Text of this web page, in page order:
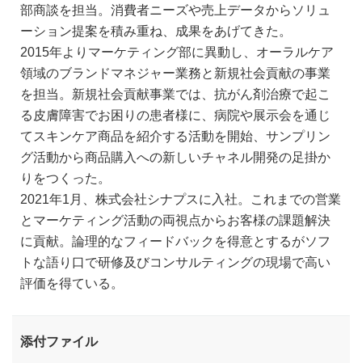
部商談を担当。消費者ニーズや売上データからソリュ
ーション提案を積み重ね、成果をあげてきた。
2015年よりマーケティング部に異動し、オーラルケア
領域のブランドマネジャー業務と新規社会貢献の事業
を担当。新規社会貢献事業では、抗がん剤治療で起こ
る皮膚障害でお困りの患者様に、病院や展示会を通じ
てスキンケア商品を紹介する活動を開始、サンプリン
グ活動から商品購入への新しいチャネル開発の足掛か
りをつくった。
2021年1月、株式会社シナプスに入社。これまでの営業
とマーケティング活動の両視点からお客様の課題解決
に貢献。論理的なフィードバックを得意とするがソフ
トな語り口で研修及びコンサルティングの現場で高い
評価を得ている。
添付ファイル